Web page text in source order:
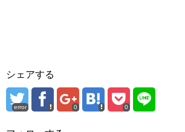
シェアする
error 0 0